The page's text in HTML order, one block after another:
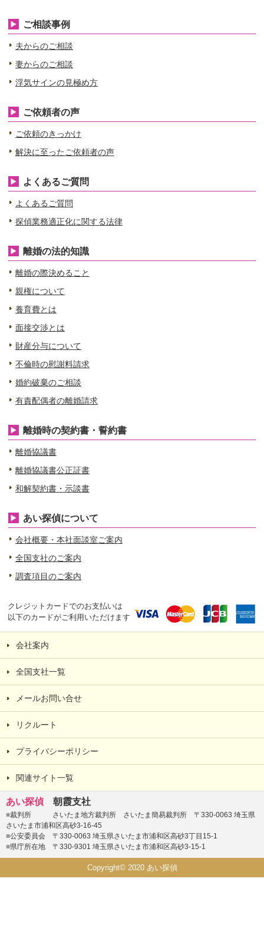
ご相談事例
夫からのご相談
妻からのご相談
浮気サインの見極め方
ご依頼者の声
ご依頼のきっかけ
解決に至ったご依頼者の声
よくあるご質問
よくあるご質問
探偵業務適正化に関する法律
離婚の法的知識
離婚の際決めること
親権について
養育費とは
面接交渉とは
財産分与について
不倫時の慰謝料請求
婚約破棄のご相談
有責配偶者の離婚請求
離婚時の契約書・誓約書
離婚協議書
離婚協議書公正証書
和解契約書・示談書
あい探偵について
会社概要・本社面談室ご案内
全国支社のご案内
調査項目のご案内
クレジットカードでのお支払いは
以下のカードがご利用いただけます
会社案内
全国支社一覧
メールお問い合せ
リクルート
プライバシーポリシー
関連サイト一覧
あい探偵 朝霞支社
■裁判所 さいたま地方裁判所 さいたま簡易裁判所 〒330-0063 埼玉県
さいたま市浦和区高砂3-16-45
■公安委員会 〒330-0063 埼玉県さいたま市浦和区高砂3丁目15-1
■県庁所在地 〒330-9301 埼玉県さいたま市浦和区高砂3-15-1
Copyright© 2020 あい探偵